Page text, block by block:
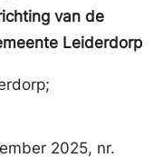
van de
Leiderdorp
2025, nr.